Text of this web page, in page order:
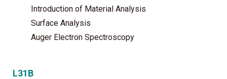
Introduction of Material Analysis
Surface Analysis
Auger Electron Spectroscopy
L31B